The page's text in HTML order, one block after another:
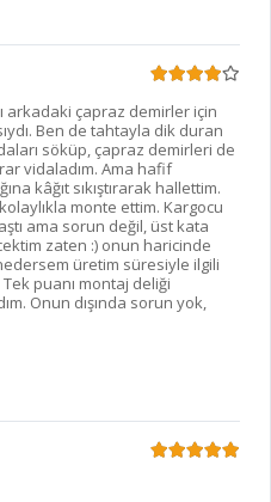
arkadaki çapraz demirler için
Ben de tahtayla dik duran
söküp, çapraz demirleri de
vidaladım. Ama hafif
kâğıt sıkıştırarak hallettim.
monte ettim. Kargocu
ama sorun değil, üst kata
zaten :) onun haricinde
üretim süresiyle ilgili
puanı montaj deliği
Onun dışında sorun yok,